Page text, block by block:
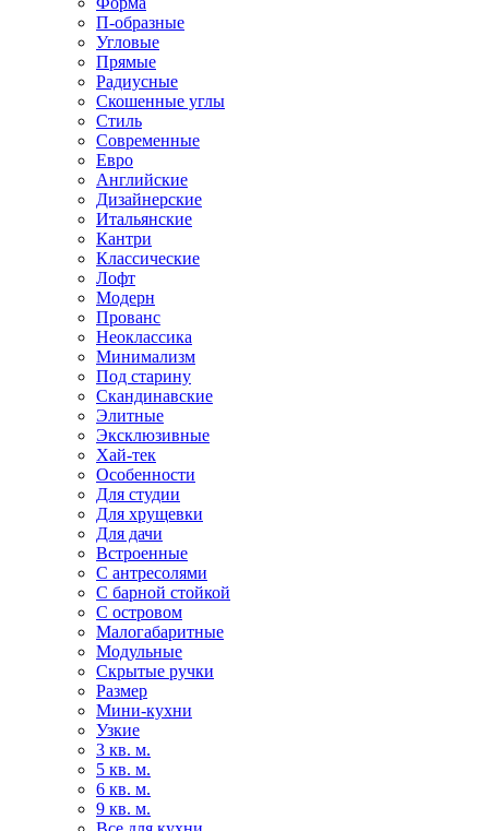
П-образные
Угловые
Прямые
Радиусные
Скошенные углы
Стиль
Современные
Евро
Английские
Дизайнерские
Итальянские
Кантри
Классические
Лофт
Модерн
Прованс
Неоклассика
Минимализм
Под старину
Скандинавские
Элитные
Эксклюзивные
Хай-тек
Особенности
Для студии
Для хрущевки
Для дачи
Встроенные
С антресолями
С барной стойкой
С островом
Малогабаритные
Модульные
Скрытые ручки
Размер
Мини-кухни
Узкие
3 кв. м.
5 кв. м.
6 кв. м.
9 кв. м.